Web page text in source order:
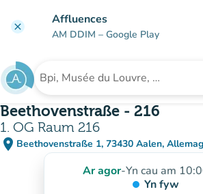
clear Affluences
AM DDIM – Google Play
Chwilio am sefydliad
Beethovenstraße - 216
1. OG Raum 216
place Beethovenstraße 1, 73430 Aalen,
(agor yn Google
(tab newydd)
Ar agor-Yn cau am
Yn fyw